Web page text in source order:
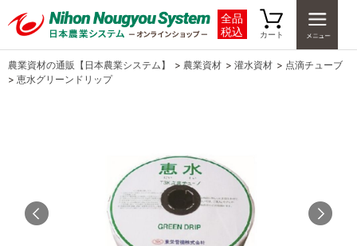
全品
税込
カート
農業資材の通販【日本農業システム】 > 農業資材 > 灌水資材 > 点滴チューブ
> 恵水グリーンドリップ